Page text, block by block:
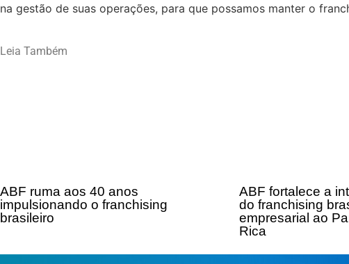
na gestão de suas operações, para que possamos manter o
Leia Também
ABF ruma aos 40 anos
impulsionando o franchising
brasileiro
ABF fortalece a
do franchising
empresarial ao
Rica